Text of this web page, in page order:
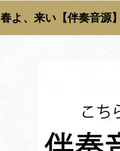
春よ、来い【伴奏音源】